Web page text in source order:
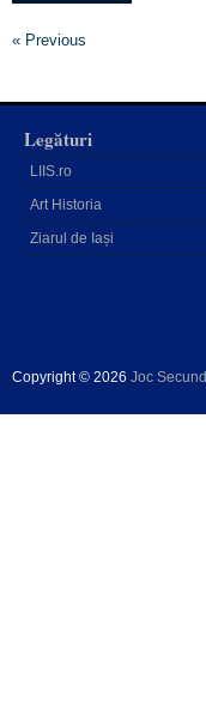
« Previous
Legături
LIIS.ro
Art Historia
Ziarul de Iași
Copyright © 2026 Joc Secund